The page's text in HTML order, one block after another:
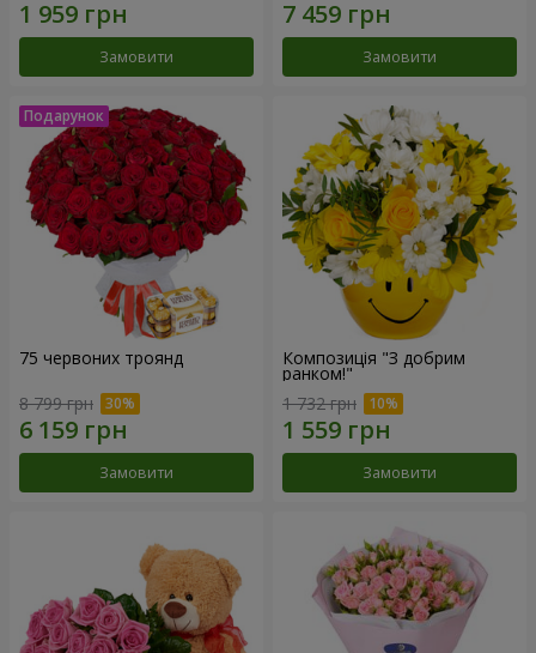
Замовити Замовити
75 червоних троянд
8 799 грн
Замовити
Композиція "З добрим
ранком!"
1 732 грн
Замовити